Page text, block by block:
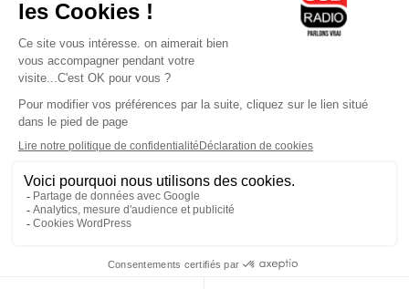
olympique-et-lyonnais.com
L'application Iphone / Android
Téléchargez l'application
Les cookies
Gestion des cookies
Crédit photos : ©Sud Radio / Pierre Olivier